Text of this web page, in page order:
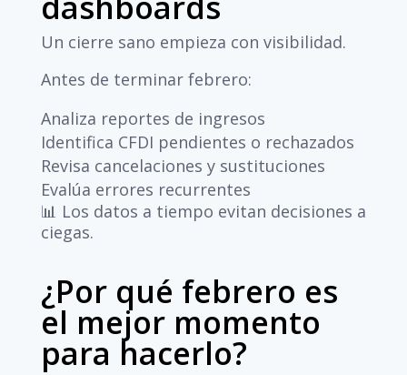
Un cierre sano empieza con visibilidad.
Antes de terminar febrero:
Analiza reportes de ingresos
Identifica CFDI pendientes o rechazados
Revisa cancelaciones y sustituciones
Evalúa errores recurrentes
📊 Los datos a tiempo evitan decisiones a
ciegas.
¿Por qué febrero es
el mejor momento
para hacerlo?